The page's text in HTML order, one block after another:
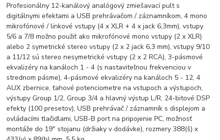
Profesionálny 12-kanálový analógový zmiešavací pult s
digitálnymi efektami a USB prehrávačom / záznamníkom, 4 mono
mikrofónové / linkové vstupy (4 x XLR + 4 x jack 6,3mm), vstupy
5/6 a 7/8 možno použiť ako mikrofónové mono vstupy (2 x XLR)
alebo 2 symetrické stereo vstupy (2 x 2 jack 6,3 mm), vstupy 9/10
a 11/12 sú stereo nesymetrické vstupy (2 x 2 RCA), 3-pásmové
ekvalizéry na kanáloch 1 - 4 (s nastaviteľnou frekvenciou v
strednom pásme), 4-pásmové ekvalizéry na kanáloch 5 - 12, 4
AUX zbernice, ťahové potenciometre na vstupoch a výstupoch,
výstupy Group 1/2, Group 3/4 a hlavný výstup L/R, 24-bitové DSP
efekty (100 presetov), USB prehrávač / záznamník s displejom a
ovládacími tlačidlami, USB-B port na pripojenie PC, možnosť
montáže do 19" stojanu (držiaky v dodávke), rozmery 388(š) x